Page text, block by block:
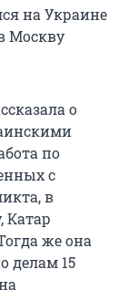
на Украине
Москву
о
по
с
в
Катар
же она
делам 15